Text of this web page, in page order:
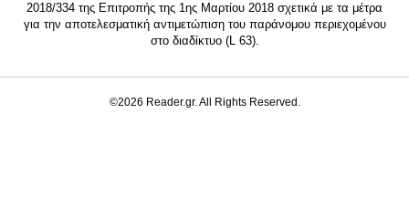
2018/334 της Επιτροπής της 1ης Μαρτίου 2018 σχετικά με τα μέτρα
για την αποτελεσματική αντιμετώπιση του παράνομου περιεχομένου
στο διαδίκτυο (L 63).
©2026 Reader.gr. All Rights Reserved.